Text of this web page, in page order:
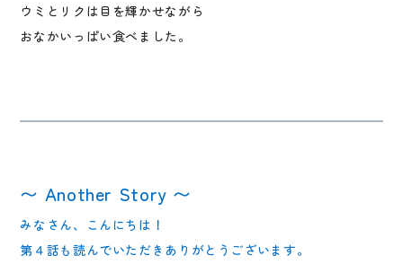
ウミとリクは目を輝かせながら
おなかいっぱい食べました。
〜 Another Story 〜
みなさん、こんにちは！
第４話も読んでいただきありがとうございます。